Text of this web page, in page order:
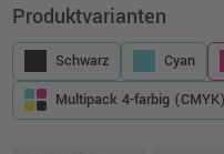
Produktvarianten
Schwarz Cyan
Multipack 4-farbig (CMYK)